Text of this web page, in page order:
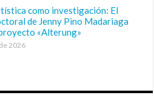
como investigación: El
de Jenny Pino Madariaga
«Alterung»
2026